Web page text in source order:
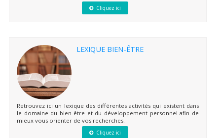
Cliquez ici
LEXIQUE BIEN-ÊTRE
Retrouvez ici un lexique des différentes activités qui existent dans
le domaine du bien-être et du développement personnel afin de
mieux vous orienter de vos recherches.
Cliquez ici